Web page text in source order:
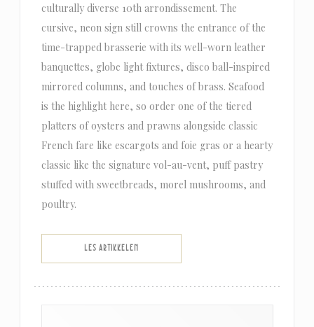
culturally diverse 10th arrondissement. The
cursive, neon sign still crowns the entrance of the
time-trapped brasserie with its well-worn leather
banquettes, globe light fixtures, disco ball-inspired
mirrored columns, and touches of brass. Seafood
is the highlight here, so order one of the tiered
platters of oysters and prawns alongside classic
French fare like escargots and foie gras or a hearty
classic like the signature vol-au-vent, puff pastry
stuffed with sweetbreads, morel mushrooms, and
poultry.
LES ARTIKKELEN